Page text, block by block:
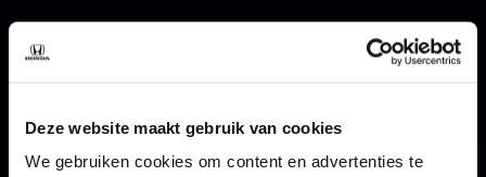
Deze website maakt gebruik van cookies
We gebruiken cookies om content en advertenties te